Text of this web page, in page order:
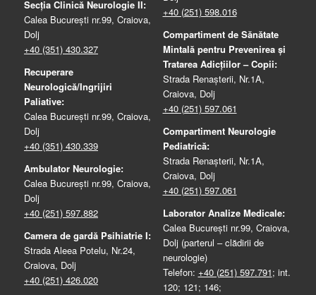
Secția Clinică Neurologie II:
Calea București nr.99, Craiova,
Dolj
+40 (351) 430.327
Recuperare
Neurologică/Ingrijiri
Paliative:
Calea București nr.99, Craiova,
Dolj
+40 (351) 430.339
Ambulator Neurologie:
Calea București nr.99, Craiova,
Dolj
+40 (251) 597.882
Camera de gardă Psihiatrie I:
Strada Aleea Potelu, Nr.24,
Craiova, Dolj
+40 (251) 426.020
+40 (251) 598.016
Compartiment de Sănătate
Mintală pentru Prevenirea şi
Tratarea Adicţiilor – Copii:
Strada Renașterii, Nr.1A,
Craiova, Dolj
+40 (251) 597.061
Compartiment Neurologie
Pediatrică:
Strada Renaşterii, Nr.1A,
Craiova, Dolj
+40 (251) 597.061
Laborator Analize Medicale:
Calea București nr.99, Craiova,
Dolj (parterul – clădirii de
neurologie)
Telefon: +40 (251) 597.791; int.
120; 121; 146;